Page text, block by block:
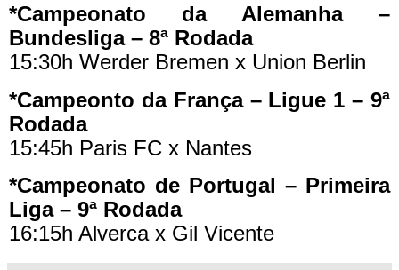
*Campeonato da Alemanha –
Bundesliga – 8ª Rodada
15:30h Werder Bremen x Union Berlin
*Campeonto da França – Ligue 1 – 9ª
Rodada
15:45h Paris FC x Nantes
*Campeonato de Portugal – Primeira
Liga – 9ª Rodada
16:15h Alverca x Gil Vicente